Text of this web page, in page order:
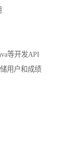
等开发API
用户和成绩